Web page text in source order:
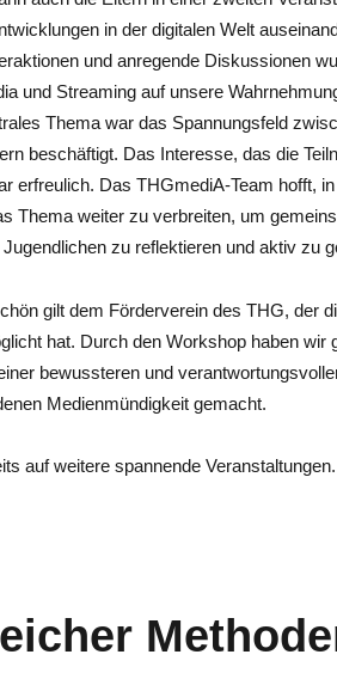
in der digitalen Welt
und anregende Diskussionen
und Streaming auf unsere
Thema war das Spannungsfeld
beschäftigt. Das Interesse, das die
erfreulich. Das THGmediA-Team hofft,
Thema weiter zu verbreiten, um
zu reflektieren und aktiv zu
gilt dem Förderverein des THG, der
hat. Durch den Workshop haben wir
bewussteren und
Medienmündigkeit gemacht.
auf weitere spannende Veranstaltungen.